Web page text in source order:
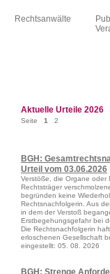
Rechtsanwälte
Aktuelle Urteile 2026
Seite 1 2
BGH:
Urteil vom 03.06.2026
Verstöße, die Organe oder
Rechtsträger
begründen keine
Rechtsnachfolgerin. Aus
in dem der Verstoß
Erstbegehungsgefahr bei
Die Rechtsnachfolgerin
erloschenen Gesellschaft
eingestellt: 05. 08. 2026
BGH: Strenge